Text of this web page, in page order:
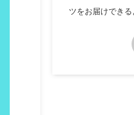
ツをお届けでき